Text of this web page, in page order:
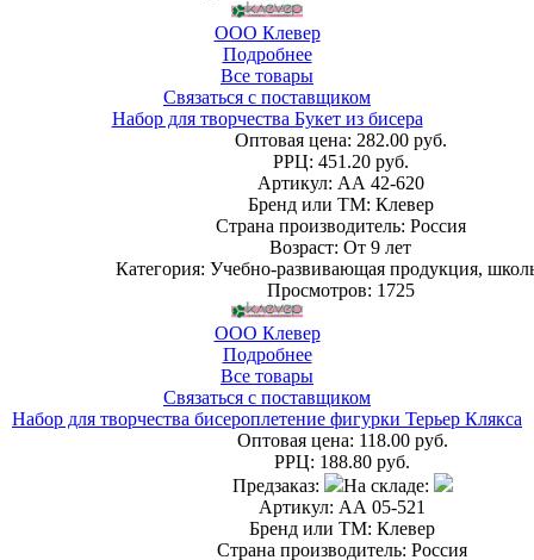
ООО Клевер
Подробнее
Все товары
Связаться с поставщиком
Набор для творчества Букет из бисера
Оптовая цена: 282.00 руб.
РРЦ: 451.20 руб.
Артикул: АА 42-620
Бренд или ТМ: Клевер
Страна производитель: Россия
Возраст: От 9 лет
Категория: Учебно-развивающая продукция,
Просмотров: 1725
ООО Клевер
Подробнее
Все товары
Связаться с поставщиком
Набор для творчества бисероплетение фигурки Терьер Клякса
Оптовая цена: 118.00 руб.
РРЦ: 188.80 руб.
Предзаказ:
На складе:
Артикул: АА 05-521
Бренд или ТМ: Клевер
Страна производитель: Россия